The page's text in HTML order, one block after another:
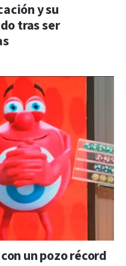
y su
tras ser
un pozo récord